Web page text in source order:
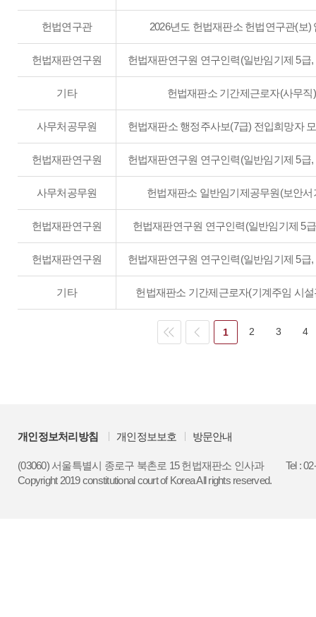
헌법연구관 2026년도 헌법재판소 헌법연구관(보)
헌법재판연구원 헌법재판연구원 연구인력(일반임기제 5급,
기타 헌법재판소 기간제근로자(사무직
사무처공무원 헌법재판소 행정주사보(7급) 전입희망자
헌법재판연구원 헌법재판연구원 연구인력(일반임기제 5급,
사무처공무원 헌법재판소 일반임기제공무원(보안서
헌법재판연구원 헌법재판연구원 연구인력(일반임기제 5
헌법재판연구원 헌법재판연구원 연구인력(일반임기제 5급,
기타 헌법재판소 기간제근로자(기계주임 시
1 2 3 4
개인정보처리방침 개인정보보호 방문안내
(03060) 서울특별시 종로구 북촌로 15 헌법재판소 인사과
Tel :
Copyright 2019 constitutional court of Korea All rights reserved.